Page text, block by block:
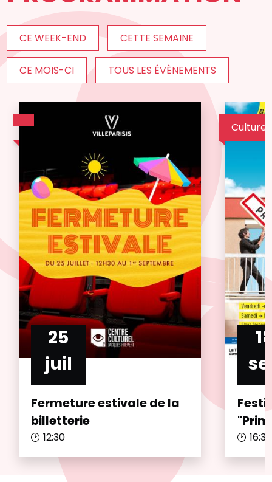
CE WEEK-END CETTE SEMAINE
CE MOIS-CI TOUS LES ÉVÈNEMENTS
25
juil
Fermeture estivale de la
billetterie
12:30
Culture
16:30